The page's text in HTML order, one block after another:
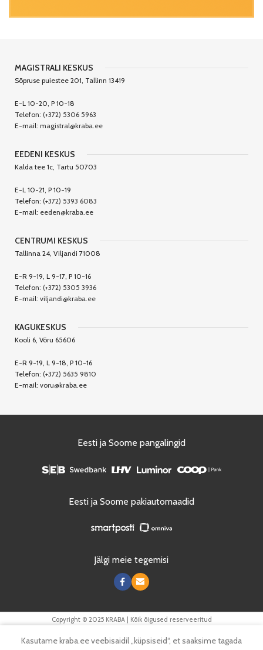
MAGISTRALI KESKUS
Sõpruse puiestee 201, Tallinn 13419
E-L 10-20, P 10-18
Telefon: (+372) 5306 5963
E-mail: magistral@kraba.ee
EEDENI KESKUS
Kalda tee 1c, Tartu 50703
E-L 10-21, P 10-19
Telefon: (+372) 5393 6083
E-mail: eeden@kraba.ee
CENTRUMI KESKUS
Tallinna 24, Viljandi 71008
E-R 9-19, L 9-17, P 10-16
Telefon: (+372) 5305 3936
E-mail: viljandi@kraba.ee
KAGUKESKUS
Kooli 6, Võru 65606
E-R 9-19, L 9-18, P 10-16
Telefon: (+372) 5635 9810
E-mail: voru@kraba.ee
Eesti ja Soome pangalingid
Eesti ja Soome pakiautomaadid
Jälgi meie tegemisi
Copyright © 2025 KRABA | Kõik õigused reserveeritud
Kasutame kraba.ee veebisaidil „küpsiseid“, et saaksime tagada